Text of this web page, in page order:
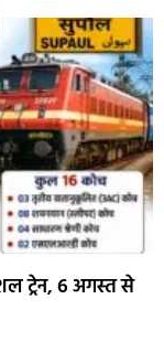
ट्रेन, 6 अगस्त से